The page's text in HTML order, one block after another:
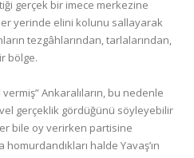
gerçek bir imece merkezine
yerinde elini kolunu sallayarak
tezgâhlarından, tarlalarından,
bölge.
Ankaralıların, bu nedenle
gerçeklik gördüğünü söyleyebilir
bile oy verirken partisine
halde Yavaş’ın